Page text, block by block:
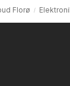
Florø